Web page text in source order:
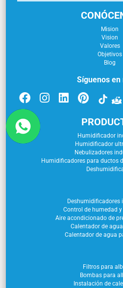
Mision
Vision
Valores
Objetivos
Blog
Síguenos en
Humidificador
Humidificador
Nebulizadores
Humidificadores para ductos
Deshumidificadores
Control de humedad
Aire acondicionado de
Calentador de
Calentador de agua
Filtros para
Bombas para
Instalación de